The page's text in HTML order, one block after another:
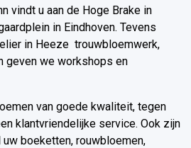
vindt u aan de Hoge Brake in
in Eindhoven. Tevens
in Heeze trouwbloemwerk,
geven we workshops en
van goede kwaliteit, tegen
klantvriendelijke service. Ook zijn
boeketten, rouwbloemen,